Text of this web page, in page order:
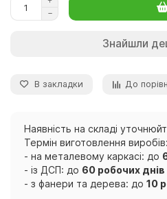
Знайшли
В закладки До
Наявність на складі
Термін виготовлення виробів:
- на металевому каркасі: до
- із ДСП: до 60 робочих днів
- з фанери та дерева: до 10